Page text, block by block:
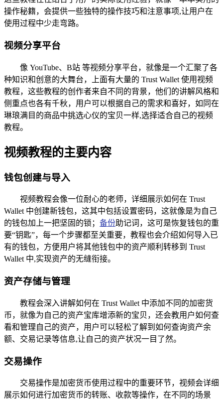
操作秘籍，会提供一些独特的操作技巧和注意事项,让用户在
使用过程中少走弯路。
视频分享平台
像 YouTube、B站 等视频分享平台，就像是一个汇聚了各
种知识和创意的大舞台，上面有大量的 Trust Wallet 使用视频
教程，这些教程的创作者来自不同的背景，他们的讲解风格和
侧重点也各有千秋，用户可以根据自己的需求和喜好，如同在
琳琅满目的商品中挑选心仪的宝贝一样,选择适合自己的视频
教程。
视频教程的主要内容
钱包创建与导入
视频教程会像一位耐心的老师，详细展示如何在 Trust
Wallet 中创建新钱包，这其中包括设置密码，这就像是为自己
的钱包加上一把坚固的锁； 备份助记词，这可是恢复钱包的重
要“钥匙”，每一个步骤都至关重要，教程也会介绍如何导入已
有的钱包，方便用户将其他钱包中的资产顺利转移到 Trust
Wallet 中,实现资产的无缝衔接。
资产存储与管理
教程会深入讲解如何在 Trust Wallet 中添加不同的加密货
币，就像为自己的资产宝库增添新的宝贝，还会教用户如何查
看和管理自己的资产，用户可以轻松了解到如何查询资产余
额、交易记录等信息,让自己的资产状况一目了然。
交易操作
交易操作是加密货币使用过程中的重要环节，视频会详细
展示如何进行加密货币的转账、收款等操作，在不同的场景